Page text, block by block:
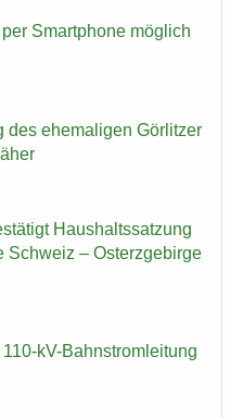
Smart­pho­ne mög­lich
des ehe­ma­li­gen Gör­lit­zer
Haus­halts­sat­zung
Schweiz – Ost­erz­ge­bir­ge
​kV-Bahnstromleitung